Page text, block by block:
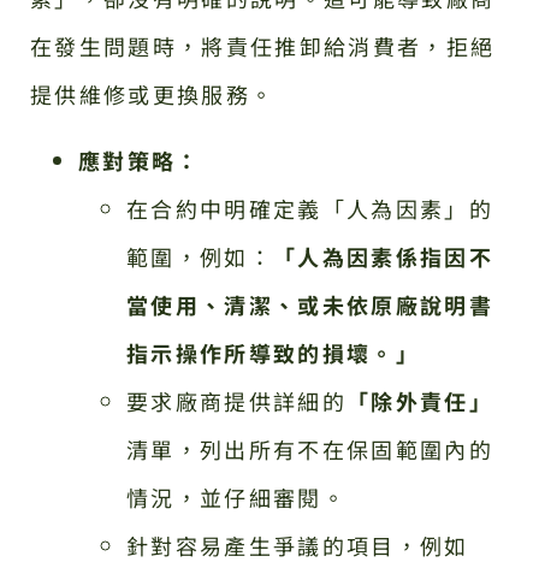
在發生問題時，將責任推卸給消費者，拒絕
提供維修或更換服務。
應對策略：
在合約中明確定義「人為因素」的
範圍，例如：
「人為因素係指因不
當使用、清潔、或未依原廠說明書
指示操作所導致的損壞。」
要求廠商提供詳細的 「除外責任」
清單，列出所有不在保固範圍內的
情況，並仔細審閱。
針對容易產生爭議的項目，例如